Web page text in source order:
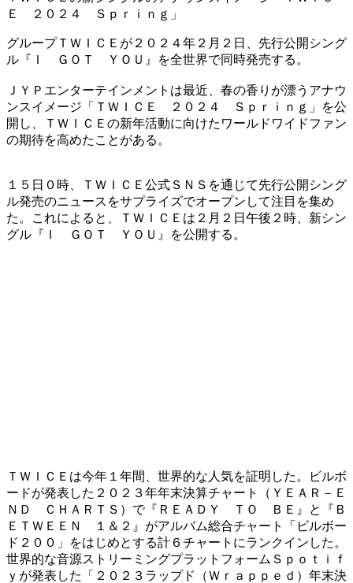
Ｅ ２０２４ Ｓｐｒｉｎｇ」
​グループＴＷＩＣＥが２０２４年２月２日、先行公開シング
ル『Ｉ ＧＯＴ ＹＯＵ』を全世界で同時発売する。
​ＪＹＰエンターテインメントは最近、春の香りが漂うアナウ
ンスイメージ「ＴＷＩＣＥ ２０２４ Ｓｐｒｉｎｇ」を公
開し、ＴＷＩＣＥの新年活動に向けたワールドワイドファン
の期待を高めたことがある。
​１５日０時、ＴＷＩＣＥ公式ＳＮＳを通じて先行公開シング
ル発売のニュースをサプライズでオープンして注目を集め
た。これによると、ＴＷＩＣＥは２月２日午後２時、新シン
グル『Ｉ ＧＯＴ ＹＯＵ』を公開する。
​ＴＷＩＣＥは今年１年間、世界的な人気を証明した。ビルボ
ードが発表した２０２３年年末決算チャート（ＹＥＡＲ－Ｅ
ＮＤ ＣＨＡＲＴＳ）で『ＲＥＡＤＹ ＴＯ ＢＥ』と『Ｂ
ＥＴＷＥＥＮ １＆２』がアルバム総合チャート「ビルボー
ド２００」をはじめとする計６チャートにランクインした。
世界的な音源ストリーミングプラットフォームＳｐｏｔｉｆ
ｙが発表した「２０２３ラップド（Ｗｒａｐｐｅｄ）年末決